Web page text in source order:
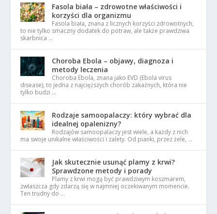
Fasola biała – zdrowotne właściwości i
korzyści dla organizmu
Fasola biała, znana z licznych korzyści zdrowotnych,
to nie tylko smaczny dodatek do potraw, ale także prawdziwa
skarbnica …
Choroba Ebola – objawy, diagnoza i
metody leczenia
Choroba Ebola, znana jako EVD (Ebola virus
disease), to jedna z najcięższych chorób zakaźnych, która nie
tylko budzi …
Rodzaje samoopalaczy: który wybrać dla
idealnej opalenizny?
Rodzajów samoopalaczy jest wiele, a każdy z nich
ma swoje unikalne właściwości i zalety. Od pianki, przez żele, …
Jak skutecznie usunąć plamy z krwi?
Sprawdzone metody i porady
Plamy z krwi mogą być prawdziwym koszmarem,
zwłaszcza gdy zdarzą się w najmniej oczekiwanym momencie.
Ten trudny do …